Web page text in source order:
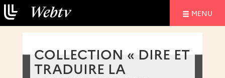
MENU
COLLECTION « DIRE ET
TRADUIRE LA